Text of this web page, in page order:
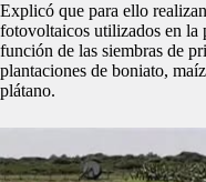
Explicó que para ello
fotovoltaicos utilizados en la
función de las siembras de
plantaciones de boniato,
plátano.